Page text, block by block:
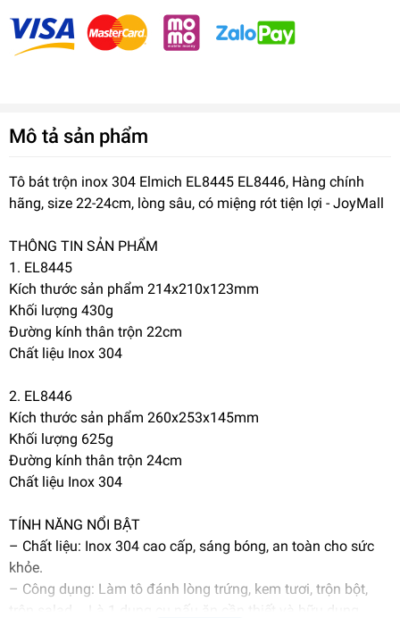
Mô tả sản phẩm
Tô bát trộn inox 304 Elmich EL8445 EL8446, Hàng chính
hãng, size 22-24cm, lòng sâu, có miệng rót tiện lợi - JoyMall
THÔNG TIN SẢN PHẨM
1. EL8445
Kích thước sản phẩm 214x210x123mm
Khối lượng 430g
Đường kính thân trộn 22cm
Chất liệu Inox 304
2. EL8446
Kích thước sản phẩm 260x253x145mm
Khối lượng 625g
Đường kính thân trộn 24cm
Chất liệu Inox 304
TÍNH NĂNG NỔI BẬT
– Chất liệu: Inox 304 cao cấp, sáng bóng, an toàn cho sức
khỏe.
– Công dụng: Làm tô đánh lòng trứng, kem tươi, trộn bột,
trộn salad,… Là 1 dụng cụ nấu ăn cần thiết và hữu dụng